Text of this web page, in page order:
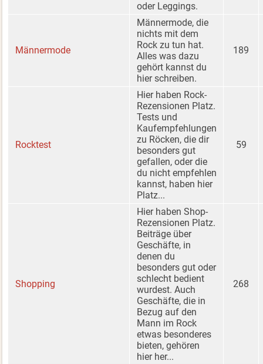
oder Leggings.
Männermode
Männermode, die
nichts mit dem
Rock zu tun hat.
Alles was dazu
gehört kannst du
hier schreiben.
189
Rocktest
Hier haben Rock-
Rezensionen Platz.
Tests und
Kaufempfehlungen
zu Röcken, die dir
besonders gut
gefallen, oder die
du nicht empfehlen
kannst, haben hier
Platz...
59
Shopping
Hier haben Shop-
Rezensionen Platz.
Beiträge über
Geschäfte, in
denen du
besonders gut oder
schlecht bedient
wurdest. Auch
Geschäfte, die in
Bezug auf den
Mann im Rock
etwas besonderes
bieten, gehören
hier her...
268